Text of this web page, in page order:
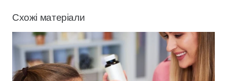
Схожі матеріали